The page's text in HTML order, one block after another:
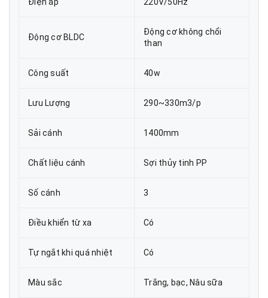
Điện áp 220V/50Hz
Động cơ BLDC
Động cơ không chổi
than
Công suất 40w
Lưu Lượng 290~330m3/p
Sải cánh 1400mm
Chất liệu cánh Sợi thủy tinh PP
Số cánh 3
Điều khiển từ xa Có
Tự ngắt khi quá nhiệt Có
Màu sắc Trắng, bạc, Nâu sữa